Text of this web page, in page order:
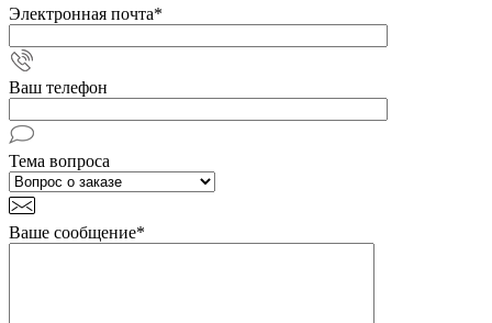
Электронная почта*
Ваш телефон
Тема вопроса
Ваше сообщение*